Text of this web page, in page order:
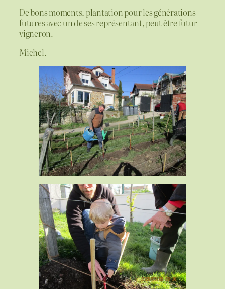
De bons moments, plantation pour les générations
futures avec un de ses représentant, peut être futur
vigneron.
Michel.